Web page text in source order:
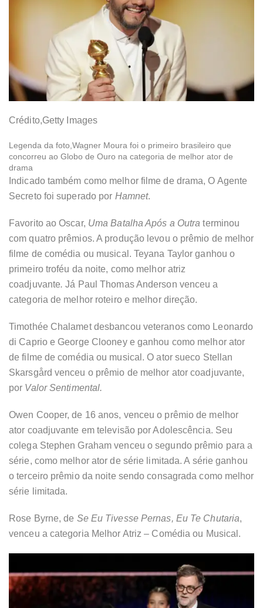
Crédito,Getty Images
Legenda da foto, Wagner Moura foi o primeiro brasileiro que
concorreu ao Globo de Ouro na categoria de melhor ator de
drama
Indicado também como melhor filme de drama, O Agente
Secreto foi superado por Hamnet.
Favorito ao Oscar, Uma Batalha Após a Outra terminou
com quatro prêmios. A produção levou o prêmio de melhor
filme de comédia ou musical. Teyana Taylor ganhou o
primeiro troféu da noite, como melhor atriz
coadjuvante.Já Paul Thomas Anderson venceu a
categoria de melhor roteiro e melhor direção.
Timothée Chalamet desbancou veteranos como Leonardo
di Caprio e George Clooney e ganhou como melhor ator
de filme de comédia ou musical. O ator sueco Stellan
Skarsgård venceu o prêmio de melhor ator coadjuvante,
por Valor Sentimental.
Owen Cooper, de 16 anos, venceu o prêmio de melhor
ator coadjuvante em televisão por Adolescência. Seu
colega Stephen Graham venceu o segundo prêmio para a
série, como melhor ator de série limitada. A série ganhou
o terceiro prêmio da noite sendo consagrada como melhor
série limitada.
Rose Byrne, de Se Eu Tivesse Pernas, Eu Te Chutaria,
venceu a categoria Melhor Atriz – Comédia ou Musical.